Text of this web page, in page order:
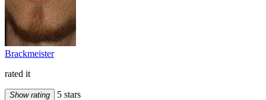
Brackmeister
rated it
Show rating
5 stars